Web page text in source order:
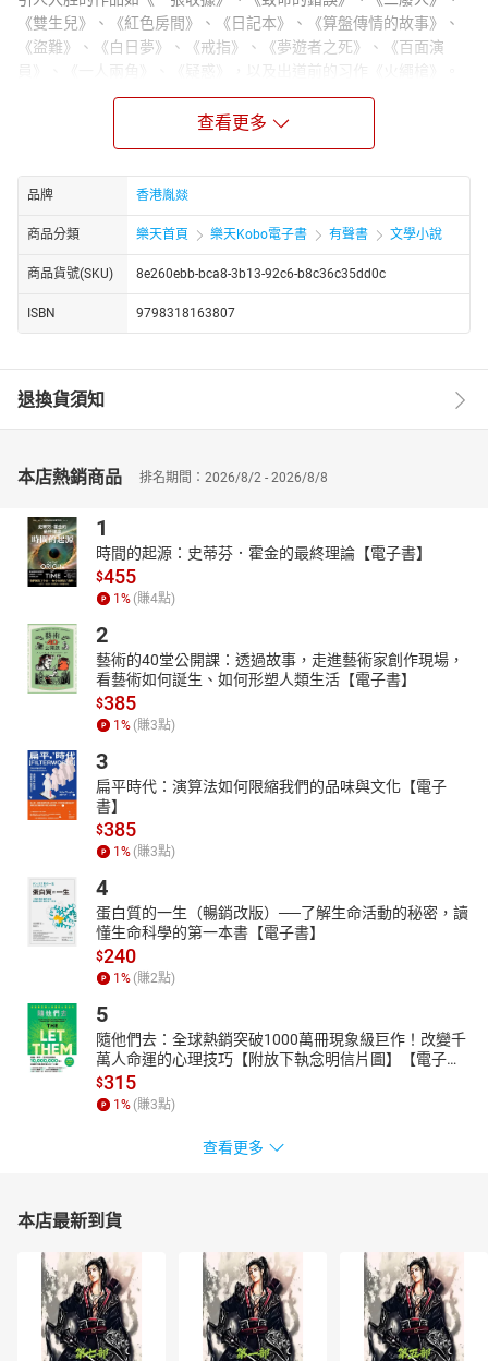
《雙生兒》、《紅色房間》、《日記本》、《算盤傳情的故事》、
《盜難》、《白日夢》、《戒指》、《夢遊者之死》、《百面演
員》、《一人兩角》、《疑惑》，以及出道前的习作《火繩槍》。
此短篇集注重严密的逻辑推理，故事结局往往出人意料，充分展现
了江户川乱步独特的创作风格。在《兩分銅幣》这篇作品中，两名
失业青年在穷困潦倒的生活中，偶然从两分铜币中发现一张密码，
从而展开一场斗智解谜的游戏，情节紧凑，引人入胜。
江户川乱步以其缜密的思维与扣人心弦的故事情节，奠定了他在日
本推理文学中的重要地位。《兩分銅幣》不仅是对推理小说迷的一
这些短篇时，仿佛置身于一个个错综复杂的谜团中，与故事中的角
色一同思考、推理，最终迎来意想不到的结局。
查看更多
品牌 香港胤燚
商品分類 樂天首頁 樂天Kobo電子書 有聲書 文學小說
商品貨號(SKU) 8e260ebb-bca8-3b13-92c6-b8c36c35dd0c
ISBN 9798318163807
退換貨須知
本店熱銷商品 排名期間：2026/8/2 - 2026/8/8
1
時間的起源：史蒂芬．霍金的最終理論【電子書】
$455
1 % (賺4點)
2
藝術的40堂公開課：透過故事，走進藝術家創作現場，
看藝術如何誕生、如何形塑人類生活【電子書】
$385
1 % (賺3點)
3
扁平時代：演算法如何限縮我們的品味與文化【電子
書】
$385
1 % (賺3點)
4
蛋白質的一生（暢銷改版）──了解生命活動的秘密，讀
懂生命科學的第一本書【電子書】
$240
1 % (賺2點)
5
隨他們去：全球熱銷突破1000萬冊現象級巨作！改變千
萬人命運的心理技巧【附放下執念明信片圖】【電子
書】
$315
1 % (賺3點)
查看更多
本店最新到貨